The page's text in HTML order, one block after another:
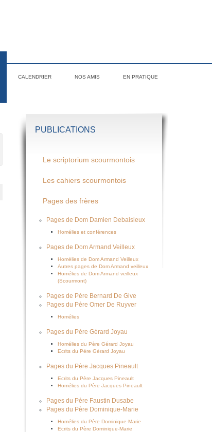
CALENDRIER NOS AMIS EN PRATIQUE
PUBLICATIONS
Le scriptorium scourmontois
Les cahiers scourmontois
Pages des frères
Pages de Dom Damien Debaisieux
Homélies et conférences
Pages de Dom Armand Veilleux
Homélies de Dom Armand Veilleux
Autres pages de Dom Armand veilleux
Homélies de Dom Armand veilleux
(Scourmont)
Pages de Père Bernard De Give
Pages du Père Omer De Ruyver
Homélies
Pages du Père Gérard Joyau
Homélies du Père Gérard Joyau
Ecrits du Père Gérard Joyau
Pages du Père Jacques Pineault
Ecrits du Père Jacques Pineault
Homélies du Père Jacques Pineault
Pages du Père Faustin Dusabe
Pages du Père Dominique-Marie
Homélies du Père Dominique-Marie
Ecrits du Père Dominique-Marie